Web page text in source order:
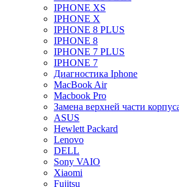
IPHONE XS
IPHONE X
IPHONE 8 PLUS
IPHONE 8
IPHONE 7 PLUS
IPHONE 7
Диагностика Iphone
MacBook Air
Macbook Pro
Замена верхней части
ASUS
Hewlett Packard
Lenovo
DELL
Sony VAIO
Xiaomi
Fujitsu